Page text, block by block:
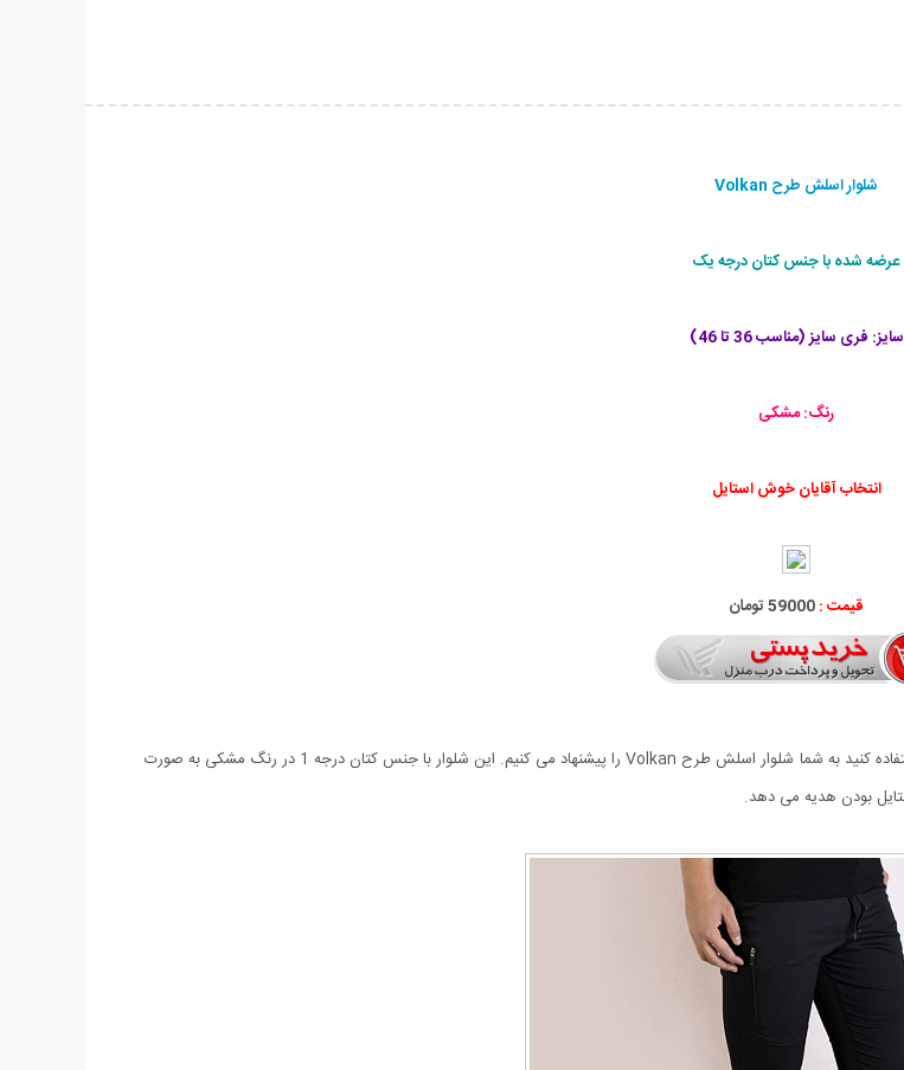
شلوار اسلش طرح Volkan
عرضه شده با جنس کتان درجه یک
سایز: فری سایز (مناسب 36 تا 46)
رنگ: مشکی
انتخاب آقایان خوش استایل
قیمت :59000 تومان
اگر به دنبال شلواری راحت و شیک با طراحی جدید هستید که در هر کجا بتوانید از آن استفاده کنید به شما شلوار اسلش طرح Volkan را پیشنهاد می کنیم. این شلوار با جنس کتان درجه 1 در رنگ مشکی به صورت